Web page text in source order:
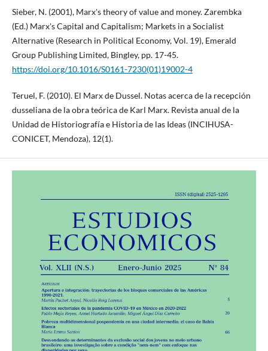
Sieber, N. (2001), Marx's theory of value and money. Zarembka
(Ed.) Marx's Capital and Capitalism; Markets in a Socialist
Alternative (Research in Political Economy, Vol. 19), Emerald
Group Publishing Limited, Bingley, pp. 17-45.
https://doi.org/10.1016/S0161-7230(01)19002-4
Teruel, F. (2010). El Marx de Dussel. Notas acerca de la recepción
dusseliana de la obra teórica de Karl Marx. Revista anual de la
Unidad de Historiografía e Historia de las Ideas (INCIHUSA-
CONICET, Mendoza), 12(1).